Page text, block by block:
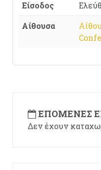
Είσοδος
Αίθουσα
ΕΠΌΜΕΝΕΣ
Δεν έχουν